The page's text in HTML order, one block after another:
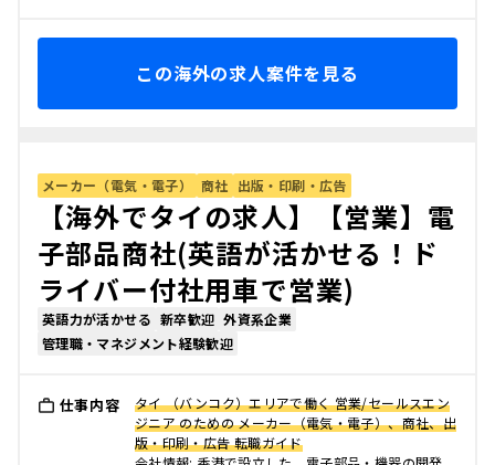
この海外の求人案件を見る
メーカー（電気・電子） 商社 出版・印刷・広告
【海外でタイの求人】【営業】電
子部品商社(英語が活かせる！ド
ライバー付社用車で営業)
英語力が活かせる 新卒歓迎 外資系企業
管理職・マネジメント経験歓迎
仕事内容
タイ （バンコク）エリアで働く 営業/セールスエン
ジニア のための メーカー（電気・電子）、商社、出
版・印刷・広告 転職ガイド